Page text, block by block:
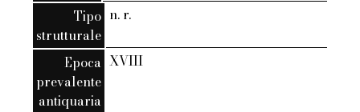
Tipo
strutturale
n. r.
Epoca
prevalente
antiquaria
XVIII